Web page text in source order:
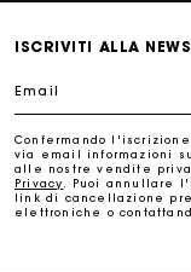
La carta regalo
ISCRIVITI ALLA
Email
Confermando
via email informazioni
alle nostre vendite
Privacy
. Puoi annullare
link di cancellazione
elettroniche o